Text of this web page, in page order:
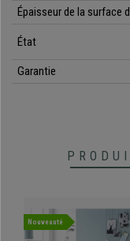
Si vous cherchez un
confortablece produit
couleurs sur notre site
• Surface anti-rayures et
Épaisseur de la surface
État
Garantie
Nouveauté